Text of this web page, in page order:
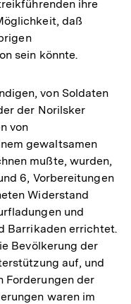
ihre
daß
sein könnte.
von Soldaten
der Norilsker
von
gewaltsamen
mußte, wurden,
6, Vorbereitungen
Widerstand
und
Barrikaden errichtet.
Bevölkerung der
auf, und
Forderungen der
waren im